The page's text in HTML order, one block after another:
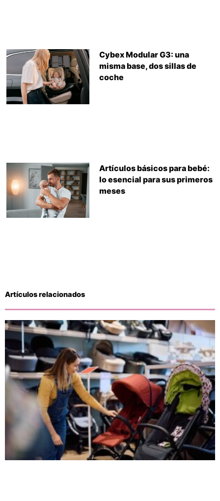
Cybex Modular G3: una
misma base, dos sillas de
coche
Artículos básicos para bebé:
lo esencial para sus primeros
meses
Artículos relacionados